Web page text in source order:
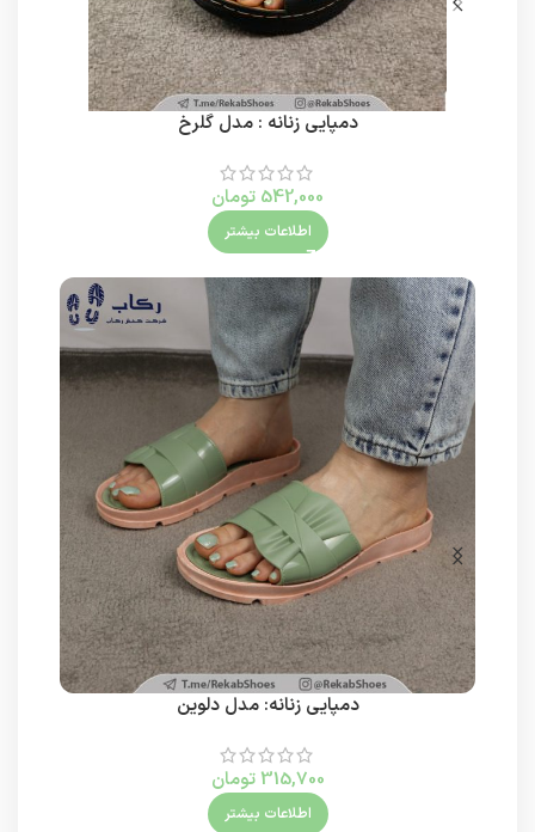
دمپایی زنانه : مدل گلرخ
542,000 تومان
اطلاعات بیشتر
دمپایی زنانه: مدل دلوین
315,700 تومان
اطلاعات بیشتر